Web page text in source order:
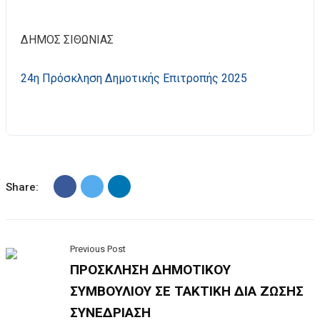
ΔΗΜΟΣ ΣΙΘΩΝΙΑΣ
24η Πρόσκληση Δημοτικής Επιτροπής 2025
Share:
Previous Post
ΠΡΟΣΚΛΗΣΗ ΔΗΜΟΤΙΚΟΥ
ΣΥΜΒΟΥΛΙΟΥ ΣΕ ΤΑΚΤΙΚΗ ΔΙΑ ΖΩΣΗΣ
ΣΥΝΕΔΡΙΑΣΗ